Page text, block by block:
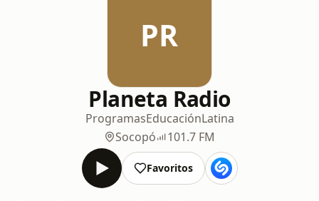
PR
Planeta Radio
ProgramasEducaciónLatina
Socopó
101.7 FM
Favoritos